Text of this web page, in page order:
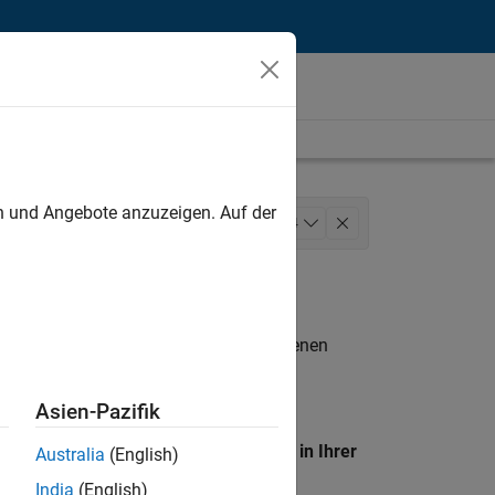
Model Team 4
. Wenn Sie noch immer keine offenen
unseres
Standort, um alle Stellenangebote in Ihrer
Angebote anzuzeigen. Auf der
Asien-Pazifik
Australia (English)
India (English)